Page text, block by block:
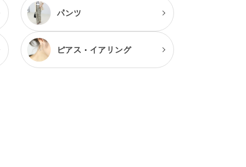
パンツ
ピアス・ イアリング